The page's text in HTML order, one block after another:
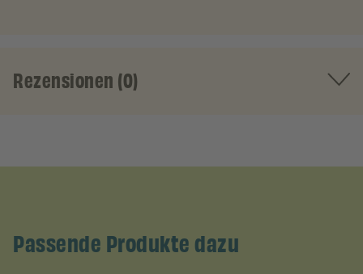
Rezensionen (0)
Passende Produkte dazu